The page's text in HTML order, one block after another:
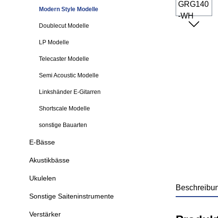
Modern Style Modelle
Doublecut Modelle
LP Modelle
Telecaster Modelle
Semi Acoustic Modelle
Linkshänder E-Gitarren
Shortscale Modelle
sonstige Bauarten
E-Bässe
Akustikbässe
Ukulelen
Sonstige Saiteninstrumente
Verstärker